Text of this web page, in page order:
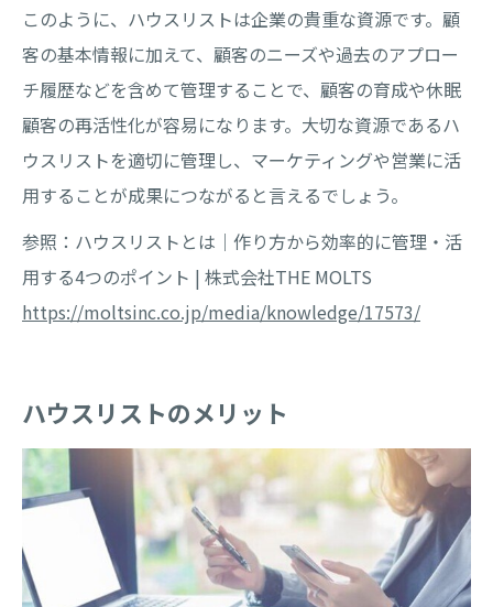
このように、ハウスリストは企業の貴重な資源です。顧
客の基本情報に加えて、顧客のニーズや過去のアプロー
チ履歴などを含めて管理することで、顧客の育成や休眠
顧客の再活性化が容易になります。大切な資源であるハ
ウスリストを適切に管理し、マーケティングや営業に活
用することが成果につながると言えるでしょう。
参照：ハウスリストとは｜作り方から効率的に管理・活
用する4つのポイント | 株式会社THE MOLTS
https://moltsinc.co.jp/media/knowledge/17573/
ハウスリストのメリット